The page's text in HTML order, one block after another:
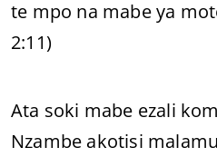
te mpo na mabe ya
2:11)
Ata soki mabe ezali
Nzambe akotisi